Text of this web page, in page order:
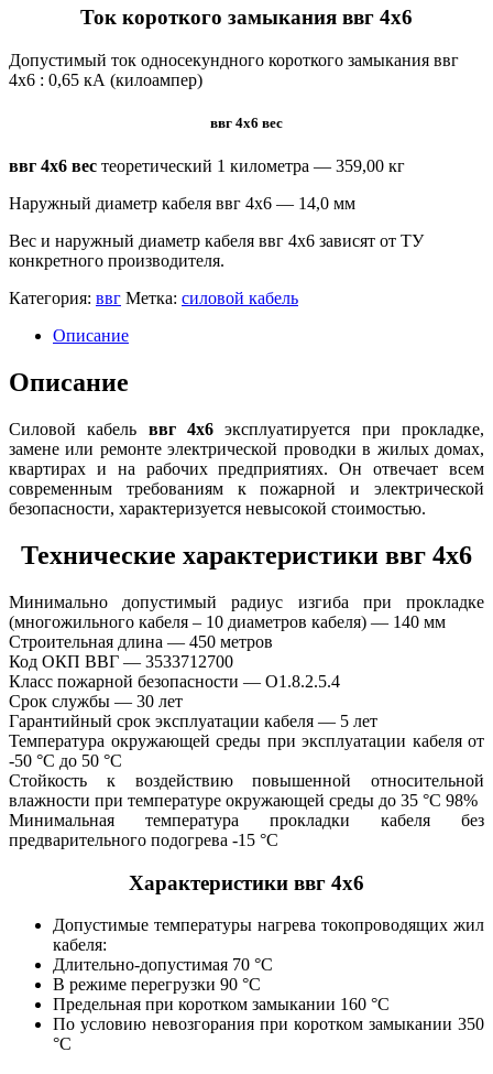
Ток короткого замыкания ввг 4х6
Допустимый ток односекундного короткого замыкания ввг
4х6 : 0,65 кА (килоампер)
ввг 4х6 вес
ввг 4х6 вес теоретический 1 километра — 359,00 кг
Наружный диаметр кабеля ввг 4х6 — 14,0 мм
Вес и наружный диаметр кабеля ввг 4х6 зависят от ТУ
конкретного производителя.
Категория: ввг Метка: силовой кабель
Описание
Описание
Силовой кабель ввг 4х6 эксплуатируется при прокладке,
замене или ремонте электрической проводки в жилых домах,
квартирах и на рабочих предприятиях. Он отвечает всем
современным требованиям к пожарной и электрической
безопасности, характеризуется невысокой стоимостью.
Технические характеристики ввг 4х6
Минимально допустимый радиус изгиба при прокладке
(многожильного кабеля – 10 диаметров кабеля) — 140 мм
Строительная длина — 450 метров
Код ОКП ВВГ — 3533712700
Класс пожарной безопасности — O1.8.2.5.4
Срок службы — 30 лет
Гарантийный срок эксплуатации кабеля — 5 лет
Температура окружающей среды при эксплуатации кабеля от
-50 °С до 50 °С
Стойкость к воздействию повышенной относительной
влажности при температуре окружающей среды до 35 °C 98%
Минимальная температура прокладки кабеля без
предварительного подогрева -15 °С
Характеристики ввг 4х6
Допустимые температуры нагрева токопроводящих жил
кабеля:
Длительно-допустимая 70 °С
В режиме перегрузки 90 °С
Предельная при коротком замыкании 160 °С
По условию невозгорания при коротком замыкании 350
°С